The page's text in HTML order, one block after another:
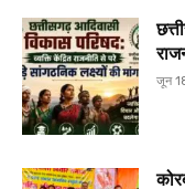
जून